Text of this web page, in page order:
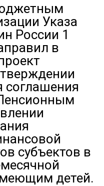
Указа
России 1
в
соглашения
субъектов в
детей.